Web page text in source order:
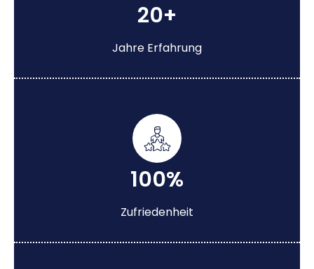
20+
Jahre Erfahrung
100%
Zufriedenheit